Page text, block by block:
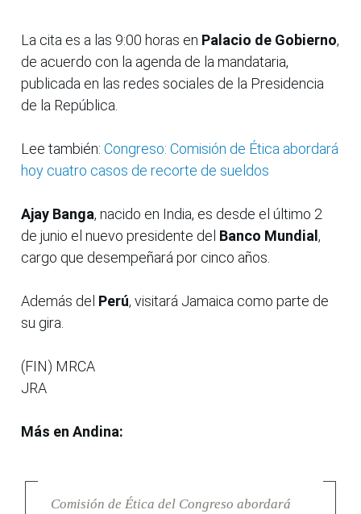
La cita es a las 9:00 horas en Palacio de Gobierno,
de acuerdo con la agenda de la mandataria,
publicada en las redes sociales de la Presidencia
de la República.
Lee también: Congreso: Comisión de Ética abordará
hoy cuatro casos de recorte de sueldos
Ajay Banga, nacido en India, es desde el último 2
de junio el nuevo presidente del Banco Mundial ,
cargo que desempeñará por cinco años.
Además del Perú, visitará Jamaica como parte de
su gira.
(FIN) MRCA
JRA
Más en Andina:
Comisión de Ética del Congreso abordará